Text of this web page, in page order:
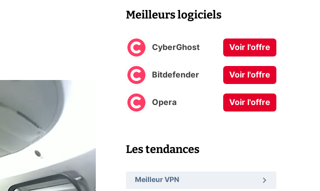
Meilleurs logiciels
CyberGhost Voir l'offre
Bitdefender Voir l'offre
Opera Voir l'offre
Les tendances
Meilleur VPN